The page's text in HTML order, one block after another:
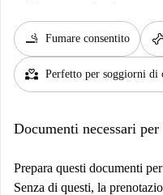
smoking_rooms Fumare consentito pet_supplies
partner_heart Perfetto per soggiorni di
Documenti necessari
Prepara questi documenti
Senza di questi, la